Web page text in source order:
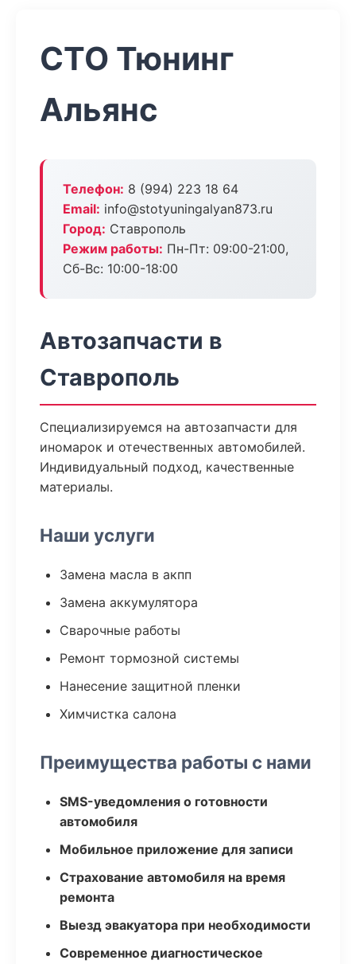
СТО Тюнинг
Альянс
Телефон: 8 (994) 223 18 64
Email: info@stotyuningalyan873.ru
Город: Ставрополь
Режим работы: Пн-Пт: 09:00-21:00,
Сб-Вс: 10:00-18:00
Автозапчасти в
Ставрополь
Специализируемся на автозапчасти для
иномарок и отечественных автомобилей.
Индивидуальный подход, качественные
материалы.
Наши услуги
Замена масла в акпп
Замена аккумулятора
Сварочные работы
Ремонт тормозной системы
Нанесение защитной пленки
Химчистка салона
Преимущества работы с нами
SMS-уведомления о готовности
автомобиля
Мобильное приложение для записи
Страхование автомобиля на время
ремонта
Выезд эвакуатора при необходимости
Современное диагностическое